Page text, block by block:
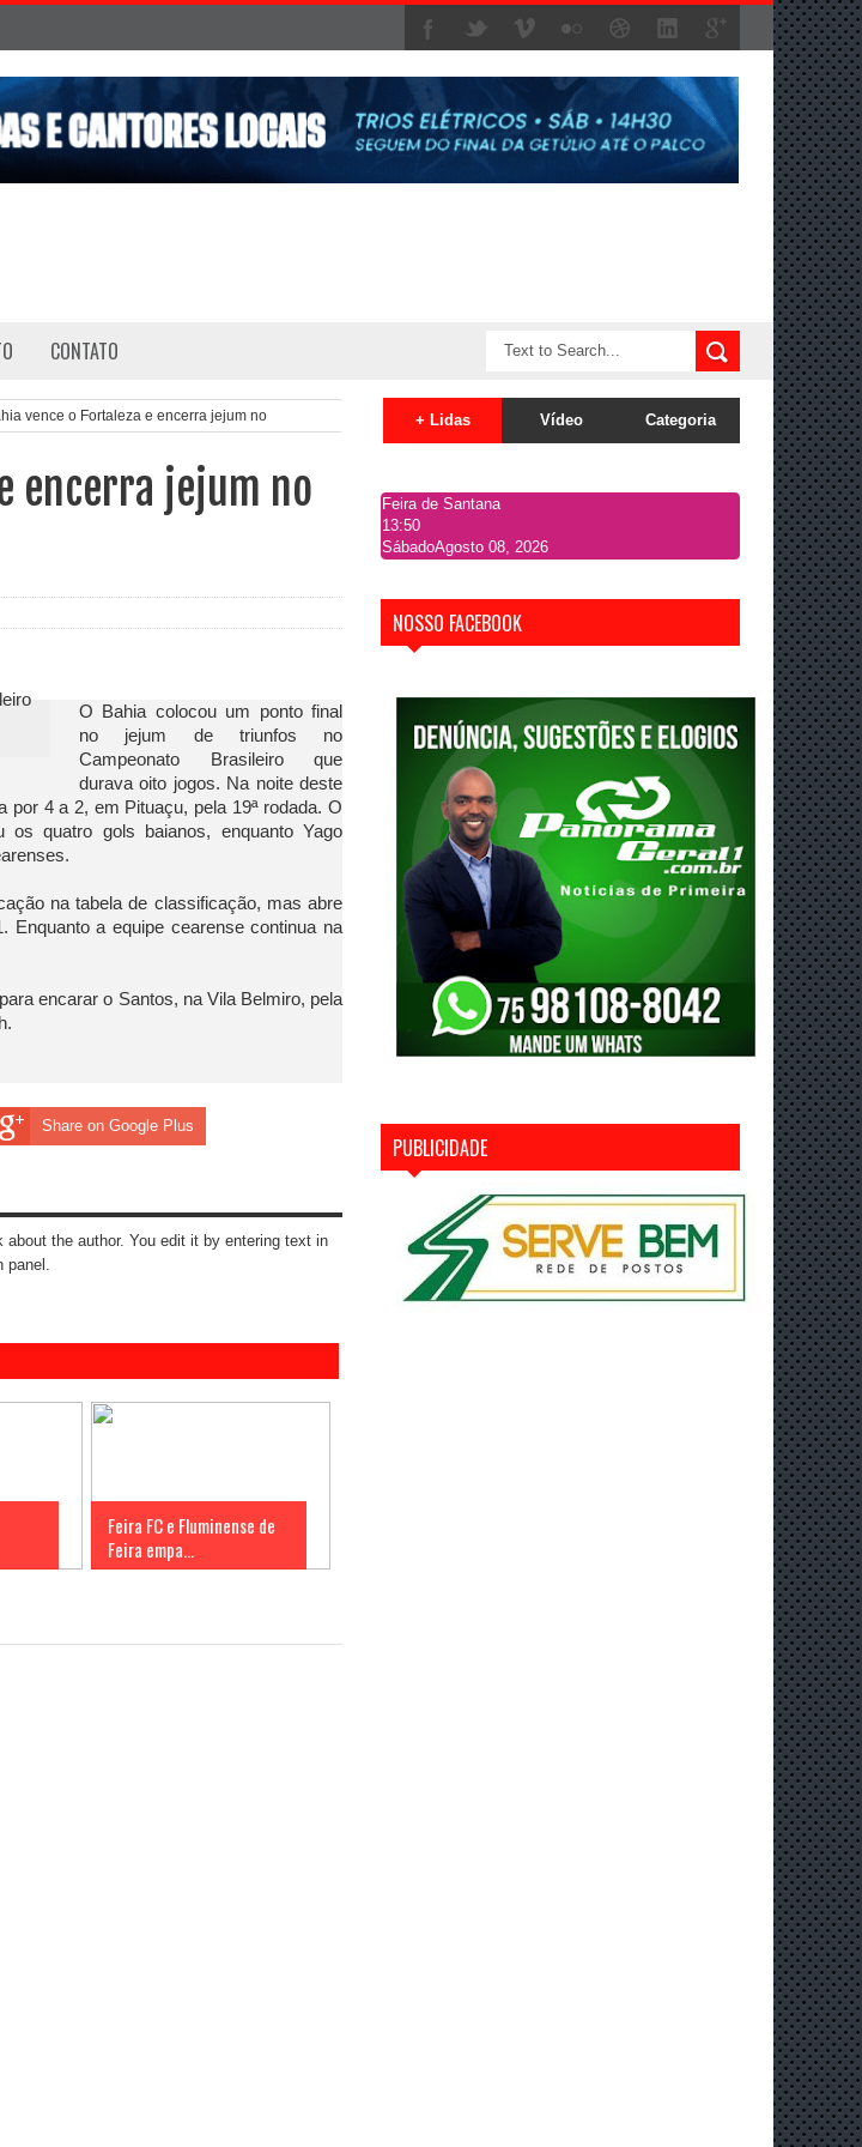
CONTATO
vence o Fortaleza e encerra jejum no
encerra jejum no
O Bahia colocou um ponto final
no jejum de triunfos no
Campeonato Brasileiro que
durava oito jogos. Na noite deste
4 a 2, em Pituaçu, pela 19ª rodada. O
os quatro gols baianos, enquanto Yago
na tabela de classificação, mas abre
Enquanto a equipe cearense continua na
encarar o Santos, na Vila Belmiro, pela
Share on Google Plus
the author. You edit it by entering text in
panel.
Feira FC e Fluminense de
Feira empa...
+ Lidas Vídeo Categoria
Feira de Santana
13:50
SábadoAgosto 08, 2026
NOSSO FACEBOOK
PUBLICIDADE